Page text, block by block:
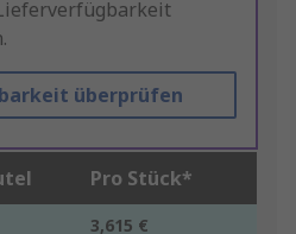
überprüfen
Pro Stück*
3,615 €